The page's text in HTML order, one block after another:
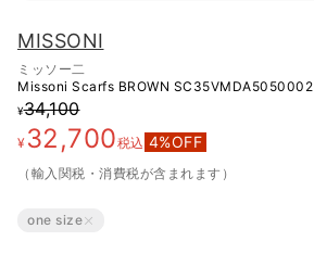
MISSONI
ミッソー二
Missoni Scarfs BROWN SC35VMDA5050002
¥34,100
¥ 32,700税込 4%OFF
（輸入関税・消費税が含まれます）
one size